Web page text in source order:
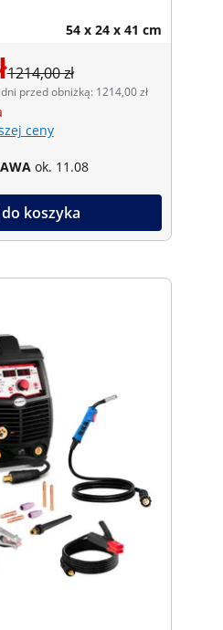
54 x 24 x 41 cm
1214,00 zł
przed obniżką: 1214,00 zł
ceny
ok. 11.08
koszyka